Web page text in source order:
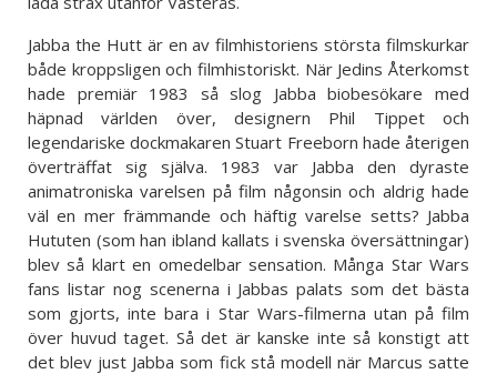
Jabba the Hutt är en av filmhistoriens största filmskurkar
både kroppsligen och filmhistoriskt. När Jedins Återkomst
hade premiär 1983 så slog Jabba biobesökare med
häpnad världen över, designern Phil Tippet och
legendariske dockmakaren Stuart Freeborn hade återigen
överträffat sig själva. 1983 var Jabba den dyraste
animatroniska varelsen på film någonsin och aldrig hade
väl en mer främmande och häftig varelse setts? Jabba
Hututen (som han ibland kallats i svenska översättningar)
blev så klart en omedelbar sensation. Många Star Wars
fans listar nog scenerna i Jabbas palats som det bästa
som gjorts, inte bara i Star Wars-filmerna utan på film
över huvud taget. Så det är kanske inte så konstigt att
det blev just Jabba som fick stå modell när Marcus satte